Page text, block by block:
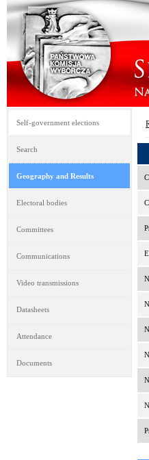
Self-government elections
Search
Geography and Results
Electoral bodies
Committees
Communications
Video transmissions
Datasheets
Attendance
Documents